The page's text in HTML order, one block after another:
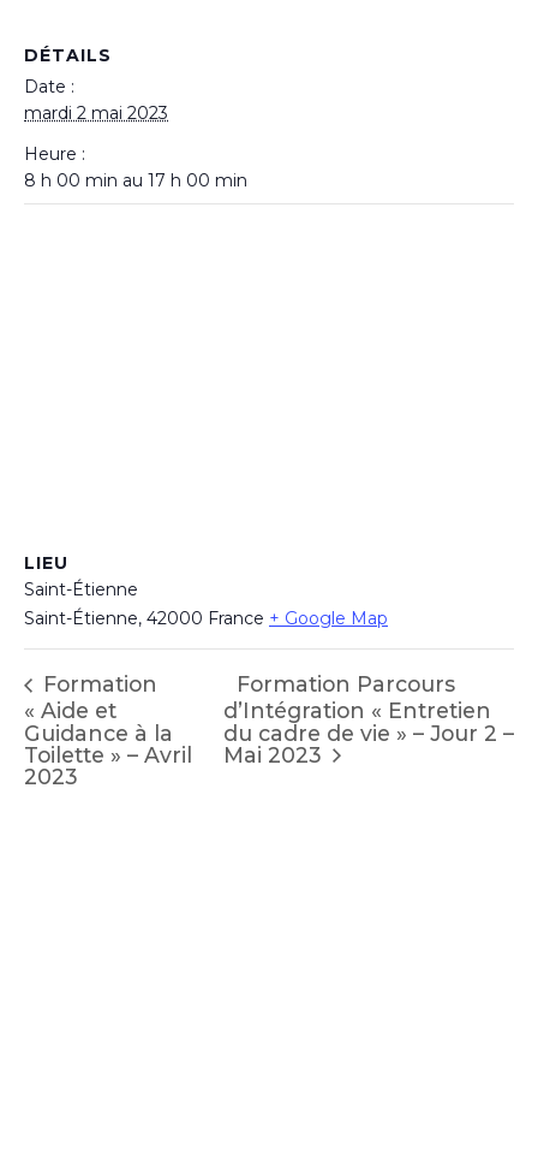
DÉTAILS
Date :
mardi 2 mai 2023
Heure :
8 h 00 min au 17 h 00 min
LIEU
Saint-Étienne
Saint-Étienne, 42000 France + Google Map
Formation
« Aide et
Guidance à la
Toilette » – Avril
2023
Formation Parcours
d’Intégration « Entretien
du cadre de vie » – Jour 2 –
Mai 2023